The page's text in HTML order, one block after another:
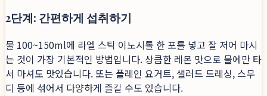
2단계: 간편하게 섭취하기
물 100~150ml에 라엘 스틱 이노시톨 한 포를 넣고 잘 저어 마시
는 것이 가장 기본적인 방법입니다. 상큼한 레몬 맛으로 물에만 타
서 마셔도 맛있습니다. 또는 플레인 요거트, 샐러드 드레싱, 스무
디 등에 섞어서 다양하게 즐길 수도 있습니다.